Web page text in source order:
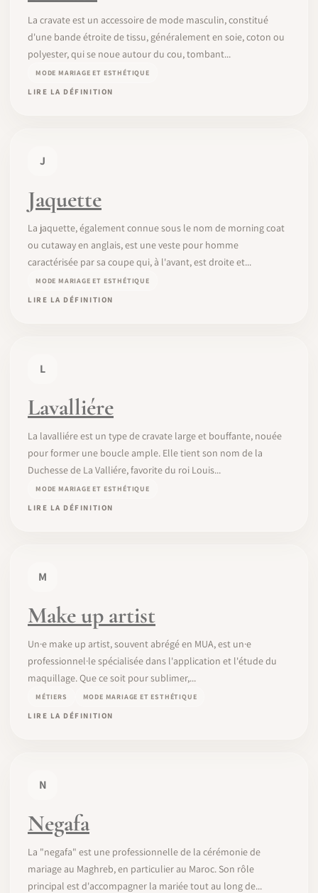
La cravate est un accessoire de mode masculin, constitué
d'une bande étroite de tissu, généralement en soie, coton ou
polyester, qui se noue autour du cou, tombant...
MODE MARIAGE ET ESTHÉTIQUE
LIRE LA DÉFINITION
J
Jaquette
La jaquette, également connue sous le nom de morning coat
ou cutaway en anglais, est une veste pour homme
caractérisée par sa coupe qui, à l'avant, est droite et...
MODE MARIAGE ET ESTHÉTIQUE
LIRE LA DÉFINITION
L
Lavalliére
La lavalliére est un type de cravate large et bouffante, nouée
pour former une boucle ample. Elle tient son nom de la
Duchesse de La Valliére, favorite du roi Louis...
MODE MARIAGE ET ESTHÉTIQUE
LIRE LA DÉFINITION
M
Make up artist
Un·e make up artist, souvent abrégé en MUA, est un·e
professionnel·le spécialisée dans l'application et l'étude du
maquillage. Que ce soit pour sublimer,...
MÉTIERS MODE MARIAGE ET ESTHÉTIQUE
LIRE LA DÉFINITION
N
Negafa
La "negafa" est une professionnelle de la cérémonie de
mariage au Maghreb, en particulier au Maroc. Son rôle
principal est d'accompagner la mariée tout au long de...